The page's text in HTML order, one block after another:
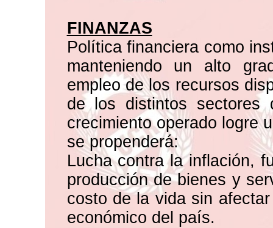
FINANZAS
Política financiera como
manteniendo un alto
empleo de los recursos
de los distintos
crecimiento operado logre
se propenderá:
Lucha contra la inflación,
producción de bienes y
costo de la vida sin
económico del país.